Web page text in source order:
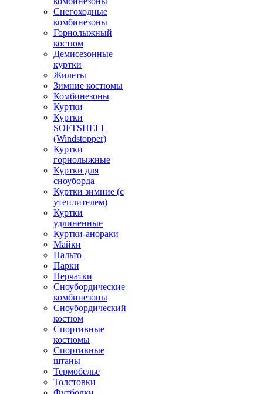
Снегоходные
комбинезоны
Горнолыжный
костюм
Демисезонные
куртки
Жилеты
Зимние костюмы
Комбинезоны
Куртки
Куртки
SOFTSHELL
(Windstopper)
Куртки
горнолыжные
Куртки для
сноуборда
Куртки зимние (с
утеплителем)
Куртки
удлиненные
Куртки-анораки
Майки
Пальто
Парки
Перчатки
Сноубордические
комбинезоны
Сноубордический
костюм
Спортивные
костюмы
Спортивные
штаны
Термобелье
Толстовки